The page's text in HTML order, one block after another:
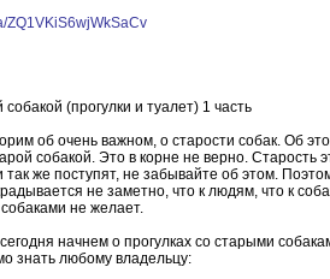
ZQ1VKiS6wjWkSaCv
собакой (прогулки и туалет) 1 часть
об очень важном, о старости собак. Об
собакой. Это в корне не верно. Старость
так же поступят, не забывайте об этом.
не заметно, что к людям, что к
не желает.
начнем о прогулках со старыми
знать любому владельцу: